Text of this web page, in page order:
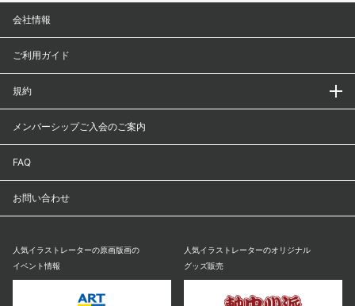
人気イラストレーターの原画版画の
イベント情報
人気イラストレーターのオリジナル
グッズ販売
会社情報
ご利用ガイド
規約
メンバーシップご入会のご案内
FAQ
お問い合わせ